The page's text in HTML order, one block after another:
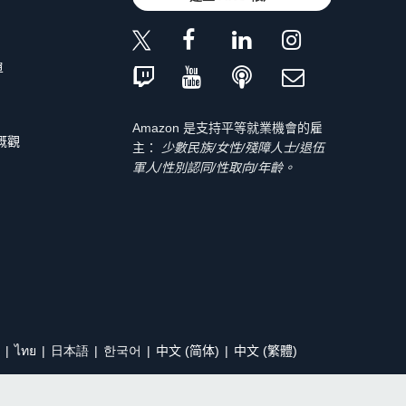
觀
Amazon 是支持平等就業機會的雇
主：
少數民族/女性/殘障人士/退伍
軍人/性別認同/性取向/年齡。
ไทย 日本語 한국어 中文 (简体) 中文 (繁體)